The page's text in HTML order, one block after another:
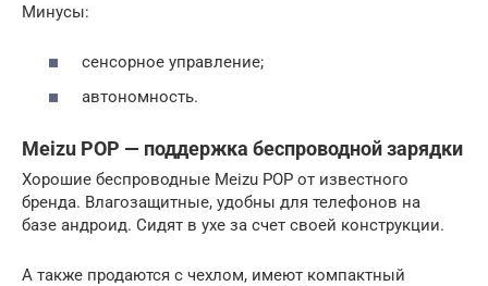
Минусы:
сенсорное управление;
автономность.
Meizu POP — поддержка беспроводной зарядки
Хорошие беспроводные Meizu POP от известного
бренда. Влагозащитные, удобны для телефонов на
базе андроид. Сидят в ухе за счет своей конструкции.
А также продаются с чехлом, имеют компактный